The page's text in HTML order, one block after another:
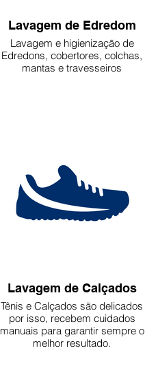
Lavagem de Edredom
Lavagem e higienização de
Edredons, cobertores, colchas,
mantas e travesseiros
Lavagem de Calçados
Tênis e Calçados são delicados
por isso, recebem cuidados
manuais para garantir sempre o
melhor resultado.